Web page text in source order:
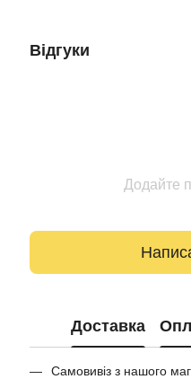
Відгуки
Додайте
Доставка
Самовивіз з нашого